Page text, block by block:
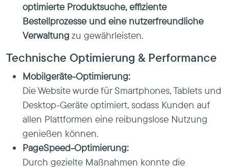
optimierte Produktsuche, effiziente
Bestellprozesse und eine nutzerfreundliche
Verwaltung zu gewährleisten.
Technische Optimierung & Performance
Mobilgeräte-Optimierung:
Die Website wurde für Smartphones, Tablets und
Desktop-Geräte optimiert, sodass Kunden auf
allen Plattformen eine reibungslose Nutzung
genießen können.
PageSpeed-Optimierung:
Durch gezielte Maßnahmen konnte die